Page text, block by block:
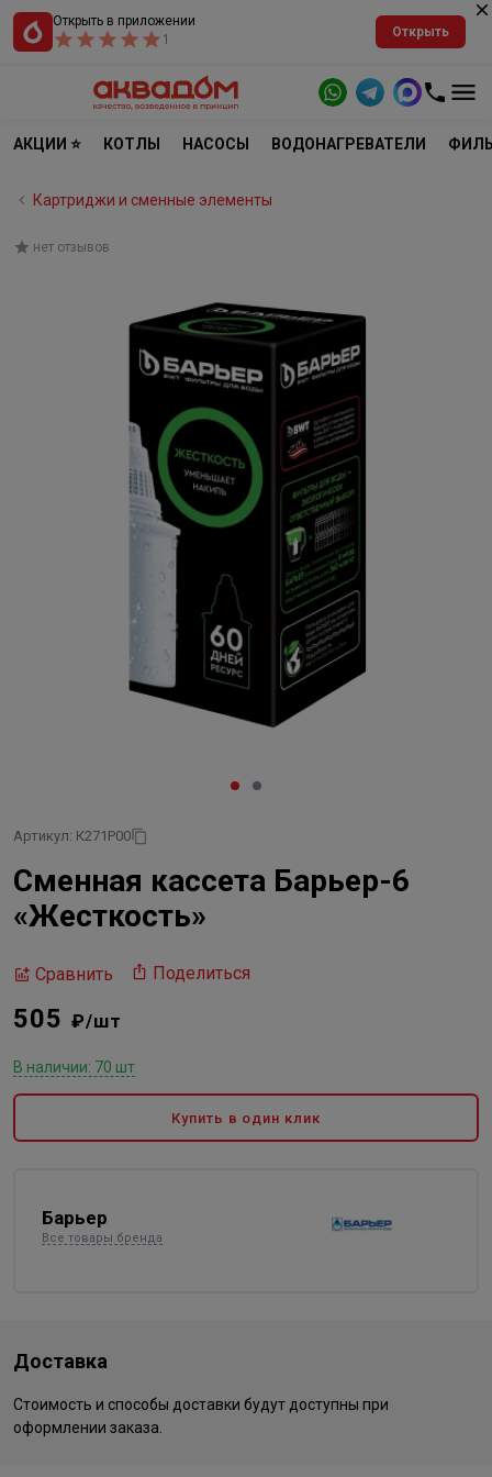
Открыть в приложении
1
Открыть
АКЦИИ ⭐ КОТЛЫ НАСОСЫ ВОДОНАГРЕВАТЕЛИ
Картриджи и сменные элементы
нет отзывов
Артикул: К271Р00
Сменная кассета Барьер-6
«Жесткость»
Сравнить Поделиться
505 ₽/шт
В наличии: 70 шт
Купить в один клик
Барьер
Все товары бренда
Доставка
Стоимость и способы доставки будут доступны при
оформлении заказа.